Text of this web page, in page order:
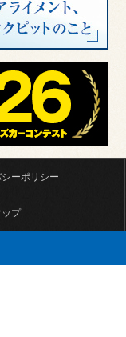
ーポリシー
プ